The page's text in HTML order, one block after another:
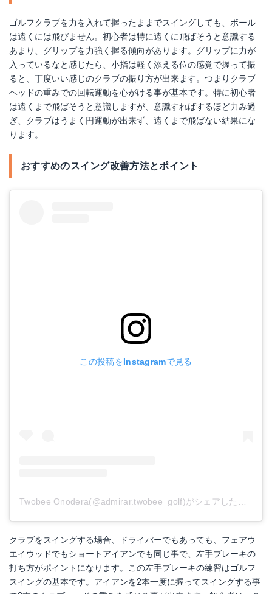
ゴルフクラブを力を入れて握ったままでスイングしても、ボール
は遠くには飛びません。初心者は特に遠くに飛ばそうと意識する
あまり、グリップを力強く握る傾向があります。グリップに力が
入っているなと感じたら、小指は軽く添える位の感覚で握って振
ると、丁度いい感じのクラブの振り方が出来ます。つまりクラブ
ヘッドの重みでの回転運動を心がける事が基本です。特に初心者
は遠くまで飛ばそうと意識しますが、意識すればするほど力み過
ぎ、クラブはうまく円運動が出来ず、遠くまで飛ばない結果にな
ります。
おすすめのスイング改善方法とポイント
この投稿をInstagramで見る
Twobee Onodera(@admirar.twobee_golf)がシェアした投稿
クラブをスイングする場合、ドライバーでもあっても、フェアウ
エイウッドでもショートアイアンでも同じ事で、左手ブレーキの
打ち方がポイントになります。この左手ブレーキの練習はゴルフ
スイングの基本です。アイアンを2本一度に握ってスイングする事